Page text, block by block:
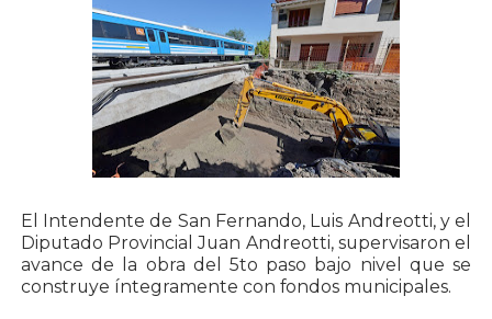
El Intendente de San Fernando, Luis Andreotti, y el
Diputado Provincial Juan Andreotti, supervisaron el
avance de la obra del 5to paso bajo nivel que se
construye íntegramente con fondos municipales.